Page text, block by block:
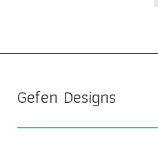
Gefen Designs